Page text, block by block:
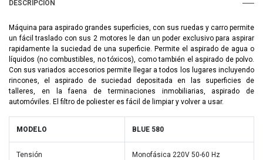
DESCRIPCIÓN
Máquina para aspirado grandes superficies, con sus ruedas y carro permite
un fácil traslado con sus 2 motores le dan un poder exclusivo para aspirar
rapidamente la suciedad de una superficie. Permite el aspirado de agua o
líquidos (no combustibles, no tóxicos), como también el aspirado de polvo.
Con sus variados accesorios permite llegar a todos los lugares incluyendo
rincones, el aspirado de suciedad depositada en las superficies de
talleres, en la faena de terminaciones inmobiliarias, aspirado de
automóviles. El filtro de poliester es fácil de limpiar y volver a usar.
MODELO BLUE 580
Tensión Monofásica 220V 50-60 Hz